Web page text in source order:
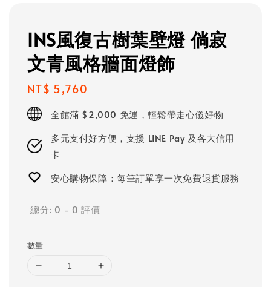
INS風復古樹葉壁燈 倘寂
文青風格牆面燈飾
Regular
price
NT$ 5,760
全館滿 $2,000 免運，輕鬆帶走心儀好物
多元支付好方便，支援 LINE Pay 及各大信用
卡
安心購物保障：每筆訂單享一次免費退貨服務
總分: 0 - 0 評價
數量